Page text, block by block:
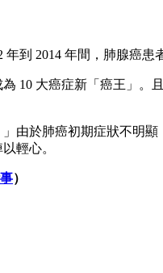
2014 年間，肺腺癌患
10 大癌症新「癌王」
由於肺癌初期症狀不明
輕心。
）